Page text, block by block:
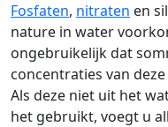
Fosfaten, nitraten en
nature in water
ongebruikelijk dat
concentraties van
Als deze niet uit het
het gebruikt, voegt u